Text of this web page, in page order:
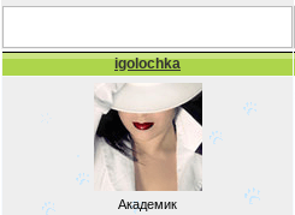
igolochka
Академик